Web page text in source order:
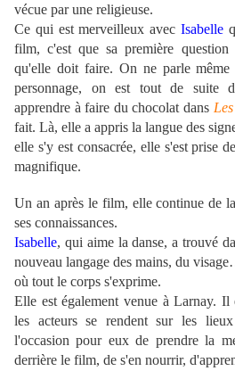
vécue par une religieuse.
Ce qui est merveilleux avecIsabelle
film, c'est que sa première
qu'elle doit faire. On ne parle
personnage, on est tout de suite
apprendre à faire du chocolat dans
fait. Là, elle a appris la langue des
elle s'y est consacrée, elle s'est prise
magnifique.
Un an après le film, elle continue de
ses connaissances.
Isabelle, qui aime la danse, a trouvé
nouveau langage des mains, du
où tout le corps s'exprime.
Elle est également venue à Larnay. Il
les acteurs se rendent sur les
l'occasion pour eux de prendre la
derrière le film, de s'en nourrir,